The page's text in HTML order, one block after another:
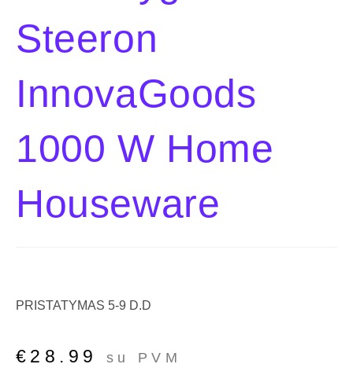
Steeron
InnovaGoods
1000 W Home
Houseware
PRISTATYMAS 5-9 D.D
€ 28.99 su PVM